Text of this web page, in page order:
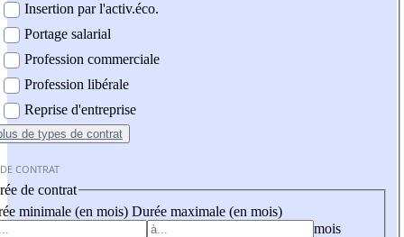
Insertion par l'activ.éco.
Portage salarial
Profession commerciale
Profession libérale
Reprise d'entreprise
de types de contrat
CONTRAT
de contrat
minimale (en mois) Durée maximale (en mois)
mois